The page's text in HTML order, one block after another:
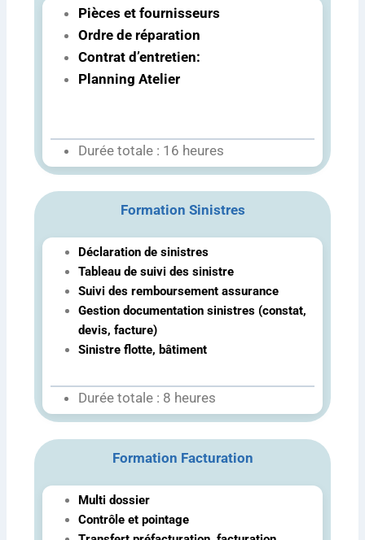
Pièces et fournisseurs
Ordre de réparation
Contrat d’entretien:
Planning Atelier
Durée totale : 16 heures
Formation Sinistres
Déclaration de sinistres
Tableau de suivi des sinistre
Suivi des remboursement assurance
Gestion documentation sinistres (constat,
devis, facture)
Sinistre flotte, bâtiment
Durée totale : 8 heures
Formation Facturation
Multi dossier
Contrôle et pointage